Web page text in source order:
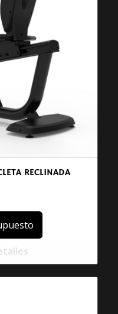
RECLINADA